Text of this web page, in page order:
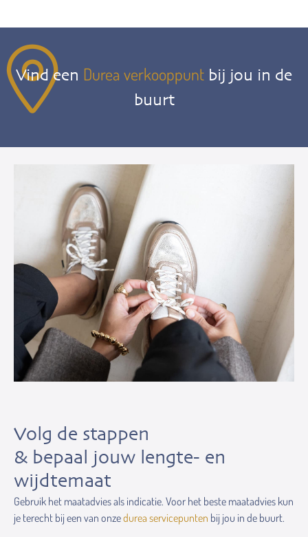
Vind een Durea verkooppunt bij jou in de
buurt
Volg de stappen
& bepaal jouw lengte- en
wijdtemaat
Gebruik het maatadvies als indicatie. Voor het beste maatadvies kun
je terecht bij een van onzedurea servicepunten bij jou in de buurt.